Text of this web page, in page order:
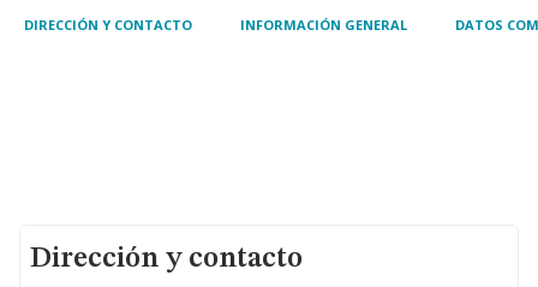
DIRECCIÓN Y CONTACTO INFORMACIÓN GENERAL DATOS
Dirección y contacto